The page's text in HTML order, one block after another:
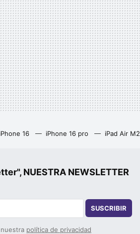
iPhone 16 iPhone 16 pro iPad Air
NUESTRA NEWSLETTER
SUSCRIBIR
política de privacidad